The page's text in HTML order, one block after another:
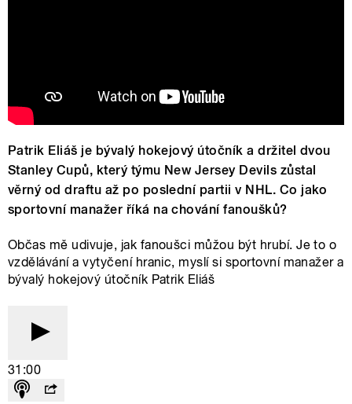
Patrik Eliáš je bývalý hokejový útočník a držitel dvou
Stanley Cupů, který týmu New Jersey Devils zůstal
věrný od draftu až po poslední partii v NHL. Co jako
sportovní manažer říká na chování fanoušků?
Občas mě udivuje, jak fanoušci můžou být hrubí. Je to o
vzdělávání a vytyčení hranic, myslí si sportovní manažer a
bývalý hokejový útočník Patrik Eliáš
31:00